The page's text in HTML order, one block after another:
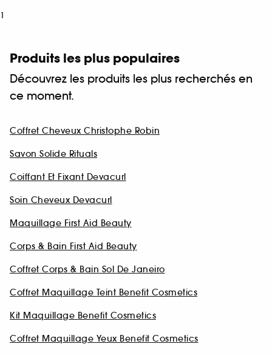
1
Produits les plus populaires
Découvrez les produits les plus recherchés en
ce moment.
Coffret Cheveux Christophe Robin
Savon Solide Rituals
Coiffant Et Fixant Devacurl
Soin Cheveux Devacurl
Maquillage First Aid Beauty
Corps & Bain First Aid Beauty
Coffret Corps & Bain Sol De Janeiro
Coffret Maquillage Teint Benefit Cosmetics
Kit Maquillage Benefit Cosmetics
Coffret Maquillage Yeux Benefit Cosmetics